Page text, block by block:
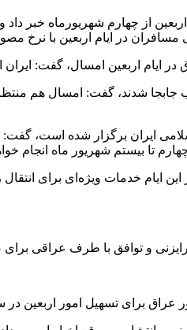
از چهارم شهریورماه خبر
مسافران در ایام اربعین با نرخ
اربعین امسال، گفت: ایران
ایران ایر با نرخ مصوب جابجا
ایران برگزار شده است،
تا بیستم شهریور ماه انجام
رایزنی و توافق با طرف عراقی
ارائه گذرنامه‌های ویژه کم‌هزینه به زائران ایرانی